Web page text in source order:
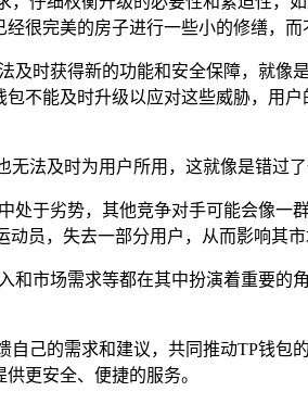
很完美的房子进行一些小的修缮，而
及时获得新的功能和安全保障，就
不能及时升级以应对这些威胁，用
法及时为用户所用，这就像是错过
处于劣势，其他竞争对手可能会像
员，失去一部分用户，从而影响其市
和市场需求等都在其中扮演着重要
己的需求和建议，共同推动TP钱
更安全、便捷的服务。